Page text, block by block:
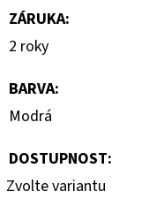
ZÁRUKA:
2 roky
BARVA:
Modrá
DOSTUPNOST:
Zvolte variantu